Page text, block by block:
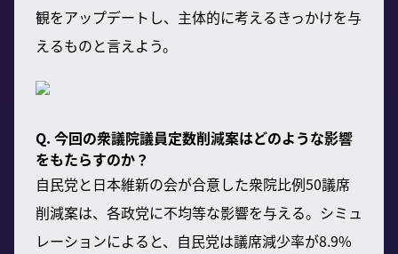
観をアップデートし、主体的に考えるきっかけを与
えるものと言えよう。
Q. 今回の衆議院議員定数削減案はどのような影響
をもたらすのか？
自民党と日本維新の会が合意した衆院比例50議席
削減案は、各政党に不均等な影響を与える。シミュ
レーションによると、自民党は議席減少率が8.9%